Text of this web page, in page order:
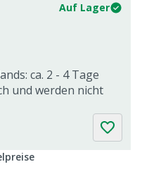
Auf Lager
ca. 2 - 4 Tage
und werden nicht